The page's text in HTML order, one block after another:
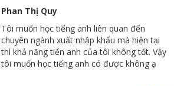
Phan Thị Quy
Tôi muốn học tiếng anh liên quan đến
chuyên ngành xuất nhập khẩu mà hiện tại
thì khả năng tiến anh của tôi không tốt. Vậy
tôi muốn học tiếng anh có được không ạ